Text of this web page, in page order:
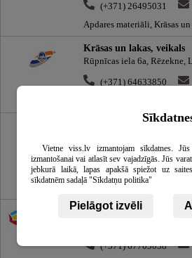
(+371) 26495031
Apdares materiāli, Krāsas
Krāsas un lakas, veikals
Rūpnīcas iela 6a, Rēzekne,
(+371) 64633850
Rīgas laku un krāsu
(+371) 67459038
Krāsas un lakas,
Ķīmiskās preces
Eskaro Latvija, SIA
(+371) 67703038
Vietne viss.lv izmantojam sīkdatnes.
izmantošanai vai atlasīt sev vajadzīgās. Jūs
jebkurā laikā, lapas apakšā spiežot uz
sīkdatnēm sadaļā "Sīkdatņu politika"
Pielāgot izvēli